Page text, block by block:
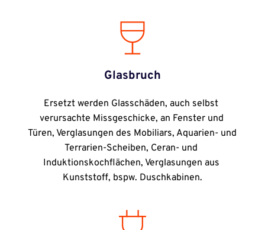
Glasbruch
Ersetzt werden Glasschäden, auch selbst
verursachte Missgeschicke, an Fenster und
Türen, Verglasungen des Mobiliars, Aquarien- und
Terrarien-Scheiben, Ceran- und
Induktionskochflächen, Verglasungen aus
Kunststoff, bspw. Duschkabinen.